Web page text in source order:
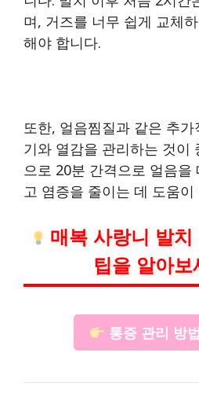
며, 거즈를 너무 쉽게 교체
해야 합니다.
또한, 얼음찜질과 같은 추
기와 열감을 관리하는 것이
으로 20분 간격으로 얼음을
고 염증을 줄이는 데 도움이
매복 사랑니 발치
팁을 알아보
통증 관리 방